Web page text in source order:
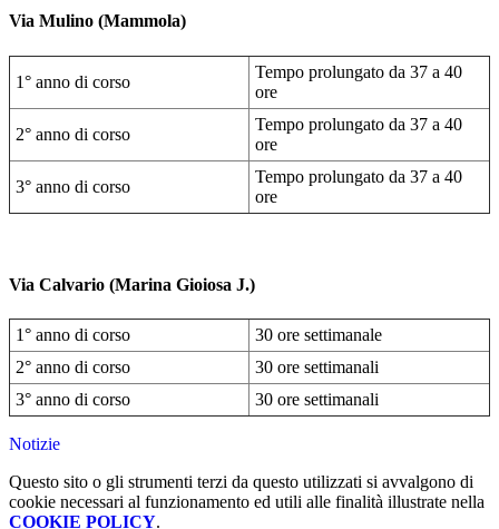
Via Mulino (Mammola)
1° anno di corso
Tempo prolungato da 37 a 40
ore
2° anno di corso
Tempo prolungato da 37 a 40
ore
3° anno di corso
Tempo prolungato da 37 a 40
ore
Via Calvario (Marina Gioiosa J.)
1° anno di corso
30 ore settimanale
2° anno di corso
30 ore settimanali
3° anno di corso
30 ore settimanali
Notizie
Questo sito o gli strumenti terzi da questo utilizzati si avvalgono di
cookie necessari al funzionamento ed utili alle finalità illustrate nella
COOKIE POLICY.